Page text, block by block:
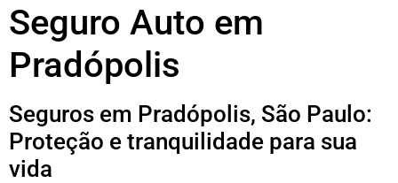
Seguro Auto em
Pradópolis
Seguros em Pradópolis, São Paulo:
Proteção e tranquilidade para sua
vida